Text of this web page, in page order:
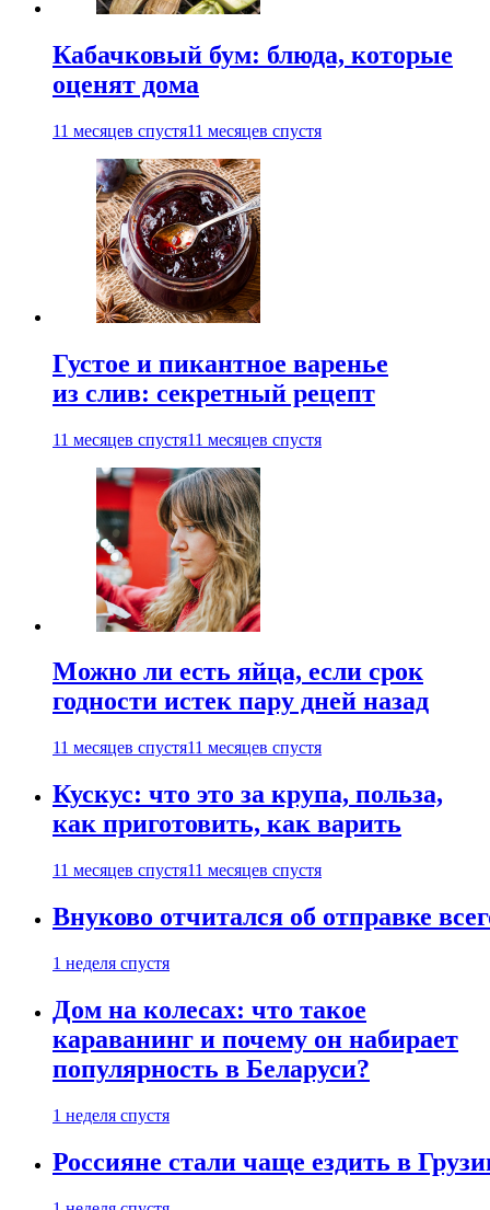
Кабачковый бум: блюда, которые
оценят дома
11 месяцев спустя11 месяцев спустя
Густое и пикантное варенье
из слив: секретный рецепт
11 месяцев спустя11 месяцев спустя
Можно ли есть яйца, если срок
годности истек пару дней назад
11 месяцев спустя11 месяцев спустя
Кускус: что это за крупа, польза,
как приготовить, как варить
11 месяцев спустя11 месяцев спустя
Внуково отчитался об отправке
1 неделя спустя
Дом на колесах: что такое
караванинг и почему он набирает
популярность в Беларуси?
1 неделя спустя
Россияне стали чаще ездить в